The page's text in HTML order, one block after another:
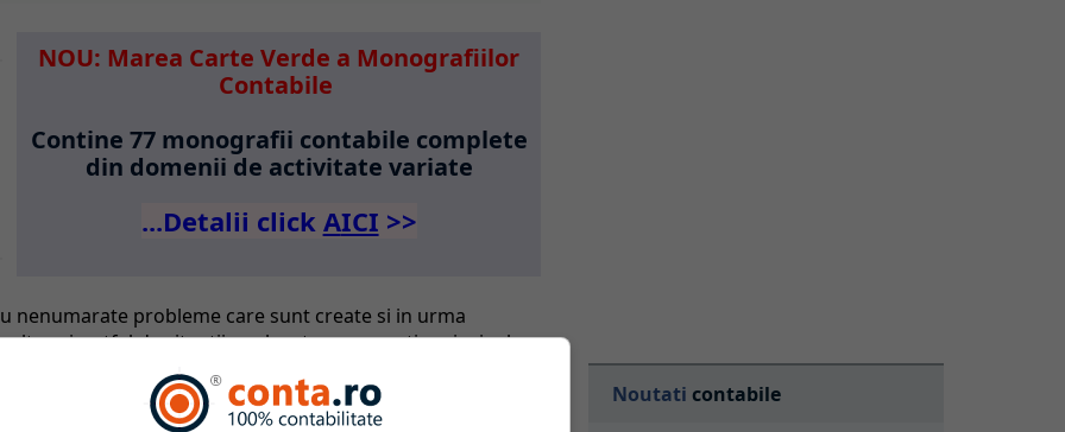
NOU: Marea Carte Verde a Monografiilor
Contabile
Contine 77 monografii contabile complete
din domenii de activitate variate
...Detalii click AICI >>
nenumarate probleme care sunt create si in urma
ori, astfel de situatii neplacute au ca motiv principal
a unor formulare, inregistrarile eronate in
si asa mai departe.
Noutati contabile